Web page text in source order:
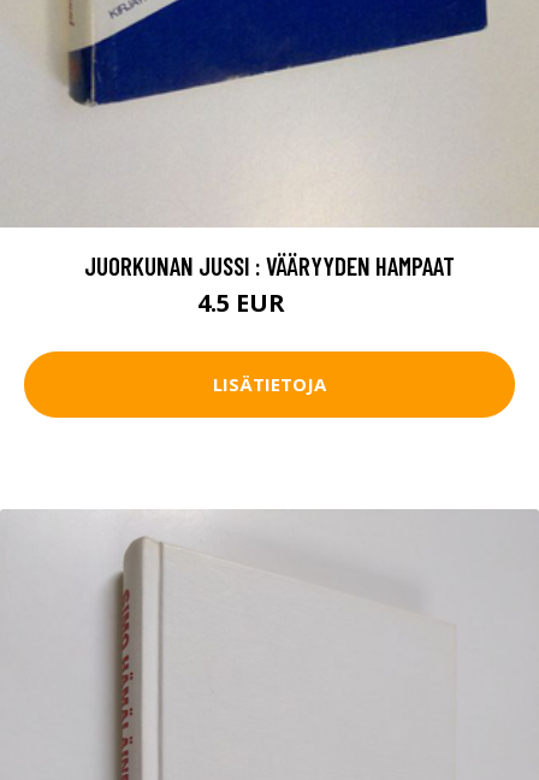
JUORKUNAN JUSSI : VÄÄRYYDEN HAMPAAT
4.5 EUR
LISÄTIETOJA